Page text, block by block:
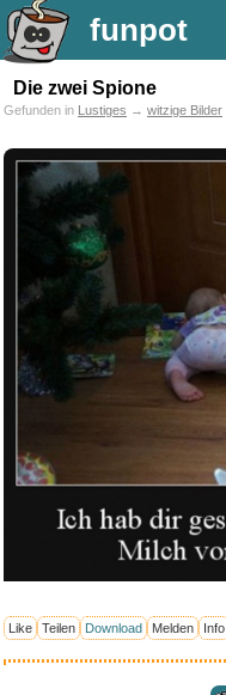
funpot
Die zwei Spione
Gefunden in Lustiges → witzige Bilder
Like Teilen Download Melden Info